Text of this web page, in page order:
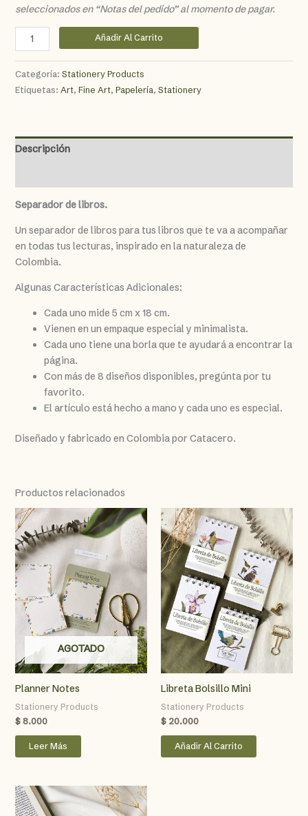
seleccionados en “Notas del pedido” al momento de pagar.
Separador
Borla
Colombia
cantidad
Añadir Al Carrito
Categoría: Stationery Products
Etiquetas: Art, Fine Art, Papelería, Stationery
Descripción
Separador de libros.
Un separador de libros para tus libros que te va a acompañar
en todas tus lecturas, inspirado en la naturaleza de
Colombia.
Algunas Características Adicionales:
Cada uno mide 5 cm x 18 cm.
Vienen en un empaque especial y minimalista.
Cada uno tiene una borla que te ayudará a encontrar la
página.
Con más de 8 diseños disponibles, pregúnta por tu
favorito.
El artículo está hecho a mano y cada uno es especial.
Diseñado y fabricado en Colombia por Catacero.
Productos relacionados
AGOTADO
Planner Notes
Stationery Products
$8.000
Leer Más
Libreta Bolsillo Mini
Stationery Products
$ 20.000
Añadir Al Carrito